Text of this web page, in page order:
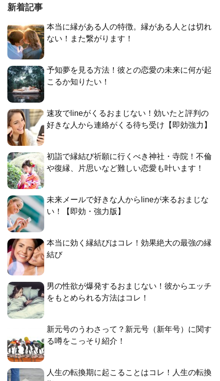
新着記事
本当に縁がある人の特徴。縁がある人とは切れ
ない！また繋がります！
予知夢を見る方法！彼との恋愛の未来に何が起
こるか知りたい！
速攻でlineがくるおまじない！効いたと評判の
好きな人から連絡がくる待ち受け【即効強力】
初詣で縁結び祈願に行くべき神社・寺院！不倫
や復縁、片思いなど難しい恋愛も叶います！
未来メールで好きな人からlineが来るおまじな
い！【即効・強力版】
本当に効く縁結びはコレ！効果絶大の最強の縁
結び
男の性欲が爆発するおまじない！彼からエッチ
をもとめられる方法はコレ！
新元号のうわさって？新元号（新年号）に関す
る噂をこっそり紹介！
人生の転換期に起こることはコレ！人生の転換